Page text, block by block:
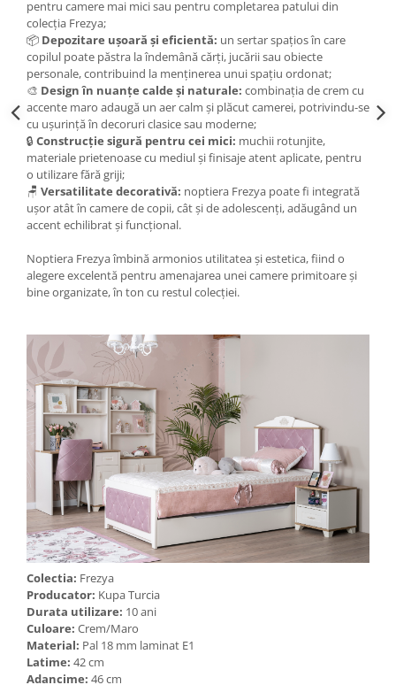
pentru camere mai mici sau pentru completarea patului din
colecția Frezya;
📦 Depozitare ușoară și eficientă: un sertar spațios în care
copilul poate păstra la îndemână cărți, jucării sau obiecte
personale, contribuind la menținerea unui spațiu ordonat;
🎨 Design în nuanțe calde și naturale: combinația de crem cu
accente maro adaugă un aer calm și plăcut camerei, potrivindu-se
cu ușurință în decoruri clasice sau moderne;
🔒 Construcție sigură pentru cei mici: muchii rotunjite,
materiale prietenoase cu mediul și finisaje atent aplicate, pentru
o utilizare fără griji;
🪑 Versatilitate decorativă: noptiera Frezya poate fi integrată
ușor atât în camere de copii, cât și de adolescenți, adăugând un
accent echilibrat și funcțional.
Noptiera Frezya îmbină armonios utilitatea și estetica, fiind o
alegere excelentă pentru amenajarea unei camere primitoare și
bine organizate, în ton cu restul colecției.
Colectia: Frezya
Producator: Kupa Turcia
Durata utilizare: 10 ani
Culoare: Crem/Maro
Material: Pal 18 mm laminat E1
Latime: 42 cm
Adancime: 46 cm